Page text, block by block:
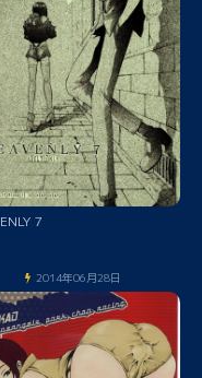
7
2014年06月28日